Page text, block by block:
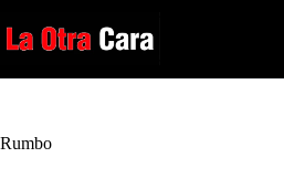
al
contenido
Rumbo